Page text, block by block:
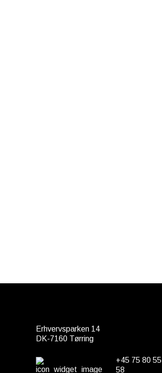
Erhvervsparken 14
DK-7160 Tørring
+45 75 80 55
58